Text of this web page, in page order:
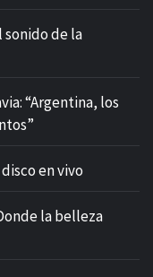
sonido de la
“Argentina, los
en vivo
la belleza